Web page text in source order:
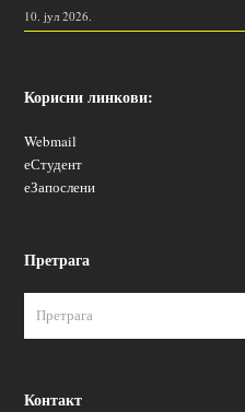
10. јул 2026.
Корисни линкови:
Webmail
еСтудент
еЗапослени
Претрага
Контакт